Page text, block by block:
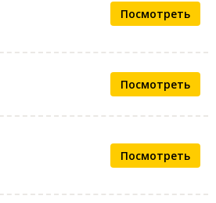
Посмотреть
Посмотреть
Посмотреть